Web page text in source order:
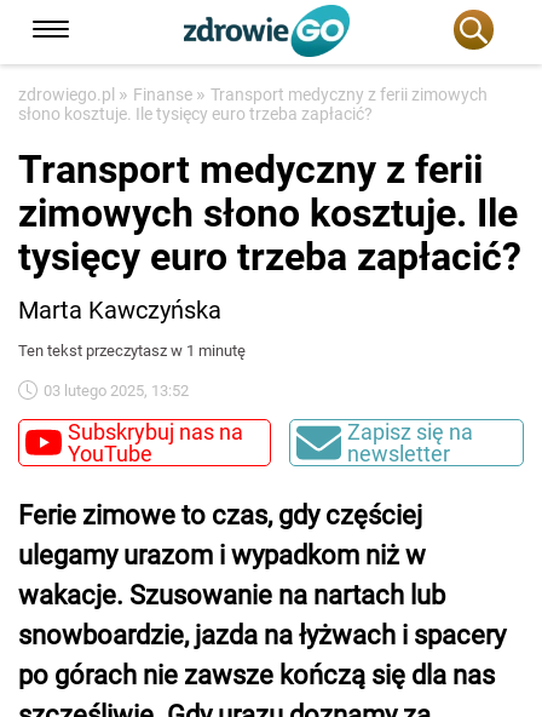
zdrowiego.pl » Finanse » Transport medyczny z ferii zimowych
słono kosztuje. Ile tysięcy euro trzeba zapłacić?
Transport medyczny z ferii
zimowych słono kosztuje. Ile
tysięcy euro trzeba zapłacić?
Marta Kawczyńska
Ten tekst przeczytasz w 1 minutę
03 lutego 2025, 13:52
Subskrybuj nas na
YouTube
Zapisz się na
newsletter
Ferie zimowe to czas, gdy częściej
ulegamy urazom i wypadkom niż w
wakacje. Szusowanie na nartach lub
snowboardzie, jazda na łyżwach i spacery
po górach nie zawsze kończą się dla nas